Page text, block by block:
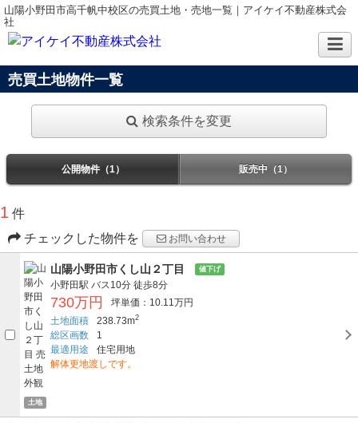
山陽小野田市高千帆中校区の売買土地・売地一覧｜アイケイ不動産株式会
社
売買土地物件一覧
検索条件を変更
公開物件（1） 販売中（1）
1 件
チェックした物件を
お問い合わせ
土地
山陽小野田市くし山２丁目 値下げ
小野田駅 バス10分 徒歩8分
730万円
坪単価：10.11万円
土地面積
238.73m2
総区画数
1
最適用途
住宅用地
解体更地渡しです。